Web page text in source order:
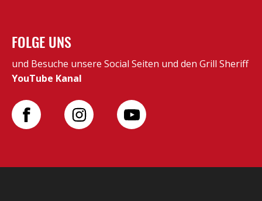
FOLGE UNS
und Besuche unsere Social Seiten und den Grill Sheriff
YouTube Kanal